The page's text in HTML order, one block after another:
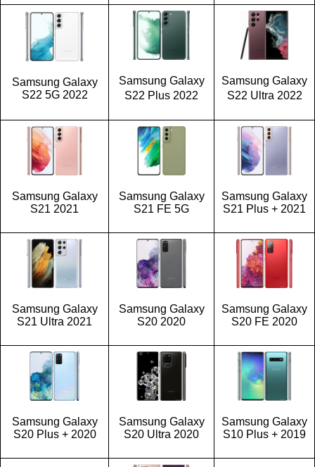
Samsung Galaxy
S22 5G 2022
Samsung Galaxy
S22 Plus 2022
Samsung Galaxy
S22 Ultra 2022
Samsung Galaxy
S21 2021
Samsung Galaxy
S21 FE 5G
Samsung Galaxy
S21 Plus + 2021
Samsung Galaxy
S21 Ultra 2021
Samsung Galaxy
S20 2020
Samsung Galaxy
S20 FE 2020
Samsung Galaxy
S20 Plus + 2020
Samsung Galaxy
S20 Ultra 2020
Samsung Galaxy
S10 Plus + 2019